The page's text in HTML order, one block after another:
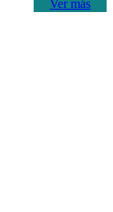
Ver más